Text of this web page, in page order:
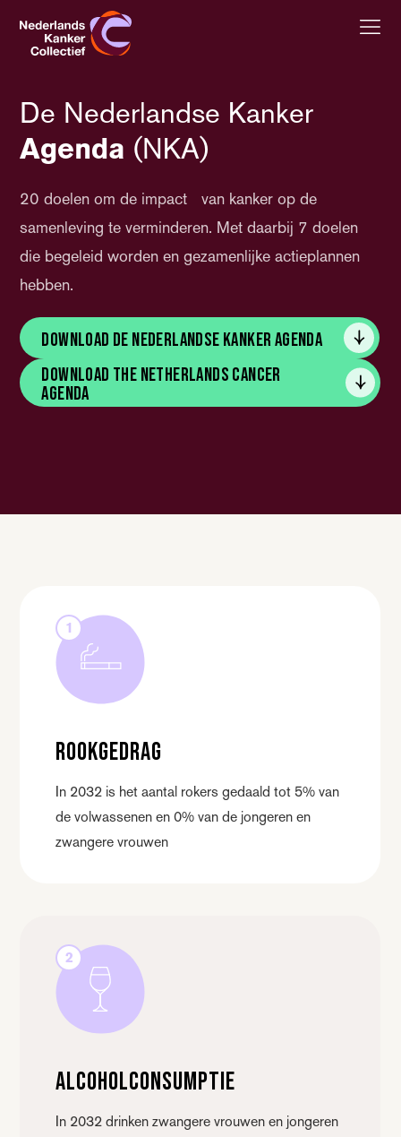
Nederlands Kanker Collectief, terug naar de homepagina
De Nederlandse Kanker
Agenda (NKA)
20 doelen om de impact van kanker op de
samenleving te verminderen. Met daarbij 7 doelen
die begeleid worden en gezamenlijke actieplannen
hebben.
Download de Nederlandse Kanker Agenda
Download the Netherlands Cancer
Agenda
1
Rookgedrag
In 2032 is het aantal rokers gedaald tot 5% van
de volwassenen en 0% van de jongeren en
zwangere vrouwen
2
Alcoholconsumptie
In 2032 drinken zwangere vrouwen en jongeren